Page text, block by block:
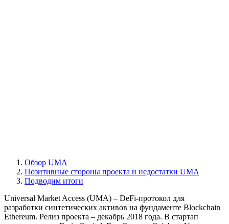
Обзор UMA
Позитивные стороны проекта и недостатки UMA
Подводим итоги
Universal Market Access (UMA) – DeFi-протокол для
разработки синтетических активов на фундаменте Blockchain
Ethereum. Релиз проекта – декабрь 2018 года. В стартап